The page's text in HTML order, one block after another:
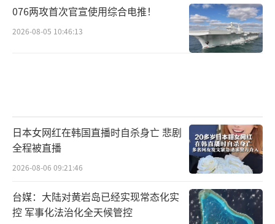
076两攻首次官宣使用综合电推！
2026-08-05 10:46:13
日本女网红在韩国直播时自杀身亡 悲剧
全程被直播
2026-08-06 09:21:46
台媒：大陆对黄岩岛已经实现常态化实
控 军事化法治化全天候管控